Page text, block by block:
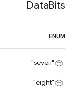
DataBits
ENUM
"seven"
"eight"